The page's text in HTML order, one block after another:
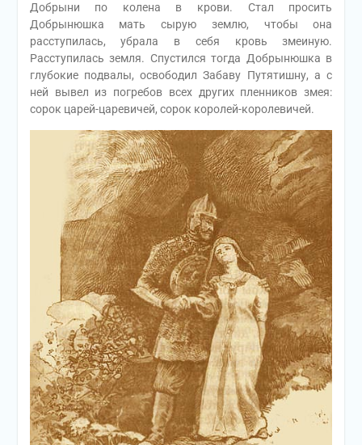
Добрыни по колена в крови. Стал просить
Добрынюшка мать сырую землю, чтобы она
расступилась, убрала в себя кровь змеиную.
Расступилась земля. Спустился тогда Добрынюшка в
глубокие подвалы, освободил Забаву Путятишну, а с
ней вывел из погребов всех других пленников змея:
сорок царей-царевичей, сорок королей-королевичей.